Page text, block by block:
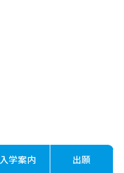
入学案内 出願